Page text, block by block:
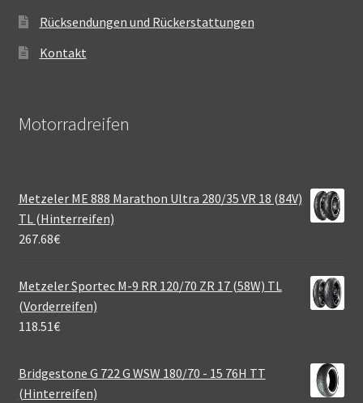
Rücksendungen und Rückerstattungen
Kontakt
Motorradreifen
Metzeler ME 888 Marathon Ultra 280/35 VR 18 (84V)
TL (Hinterreifen)
267.68€
Metzeler Sportec M-9 RR 120/70 ZR 17 (58W) TL
(Vorderreifen)
118.51€
Bridgestone G 722 G WSW 180/70 - 15 76H TT
(Hinterreifen)